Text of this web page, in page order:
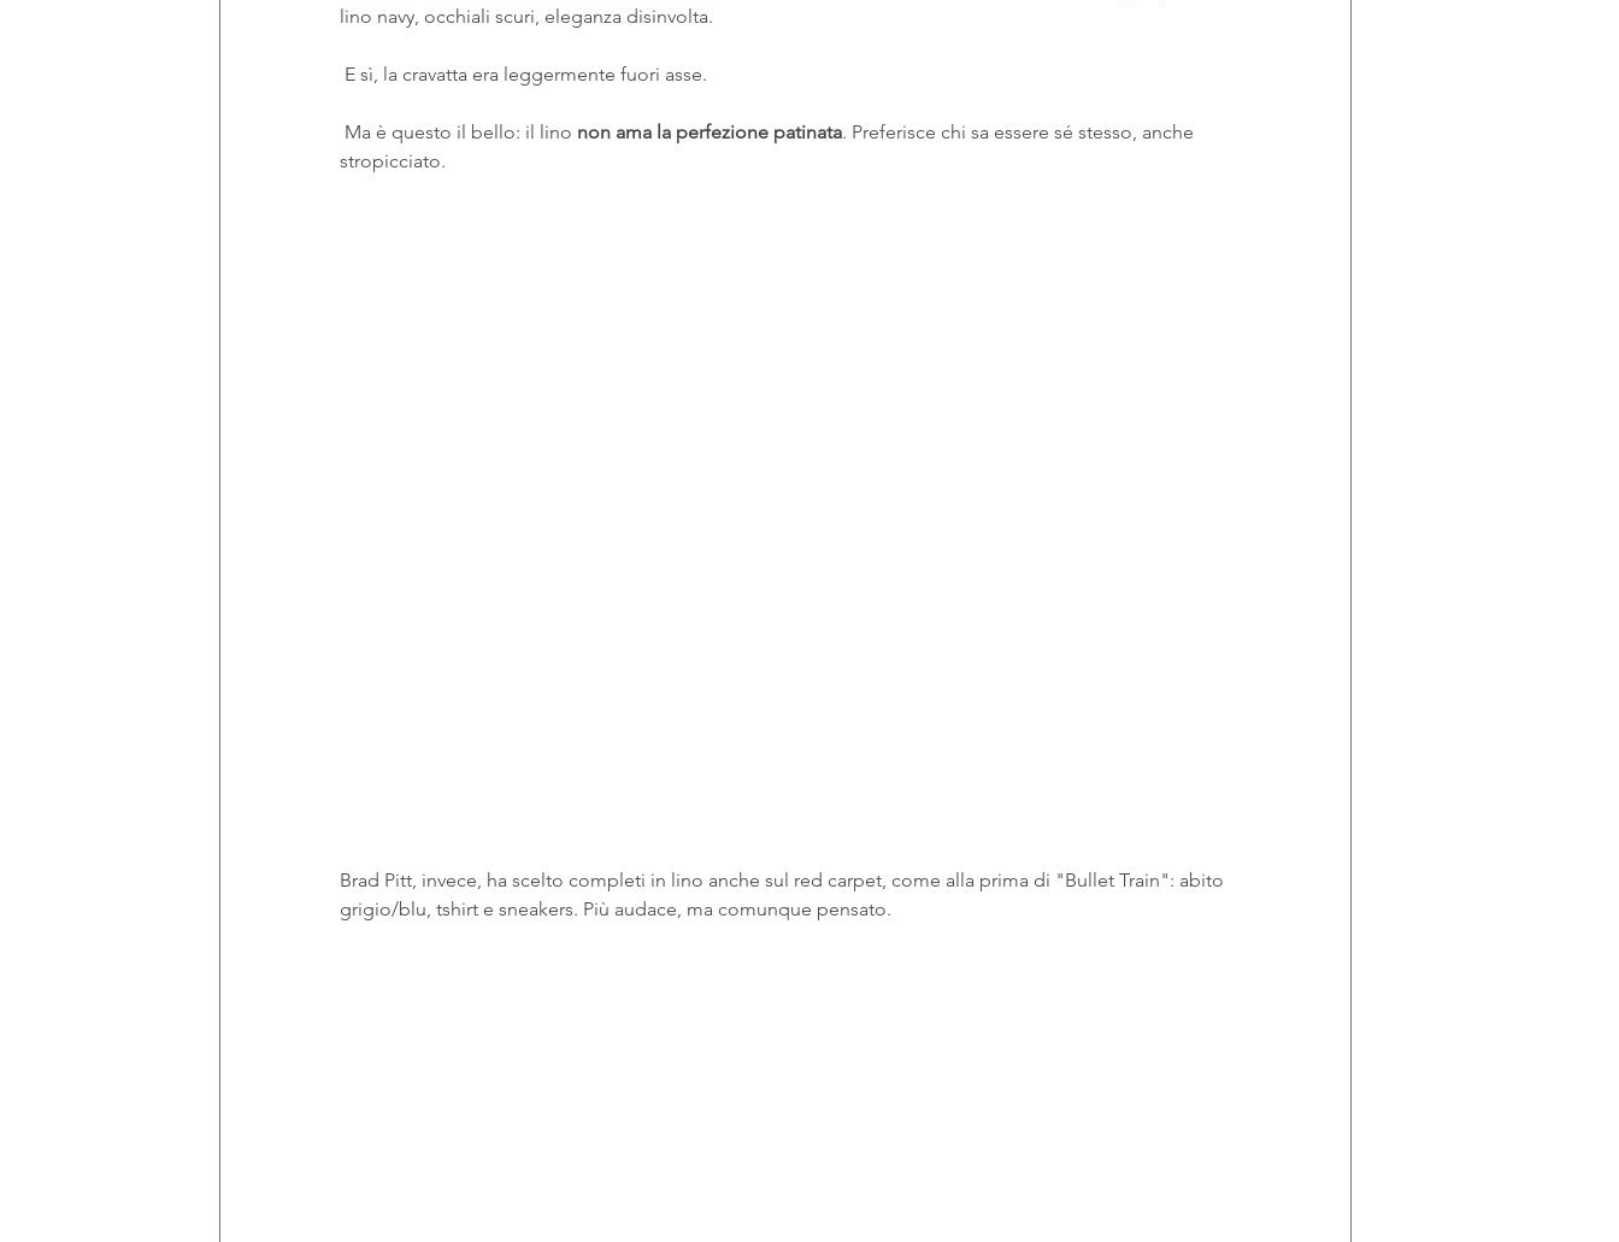
lino navy, occhiali scuri, eleganza disinvolta.
E sì, la cravatta era leggermente fuori asse.
Ma è questo il bello: il lino non ama la perfezione patinata. Preferisce chi sa essere sé stesso, anche
stropicciato.
Brad Pitt, invece, ha scelto completi in lino anche sul red carpet, come alla prima di "Bullet Train": abito
grigio/blu, tshirt e sneakers. Più audace, ma comunque pensato.